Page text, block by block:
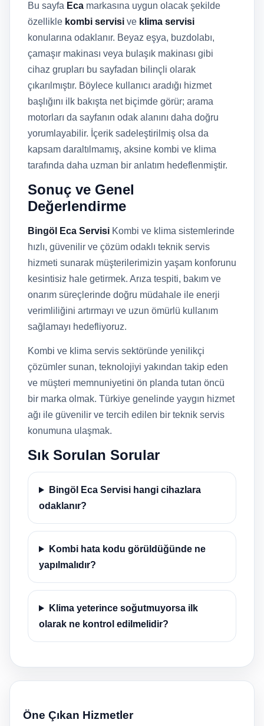
Bu sayfa Eca markasına uygun olacak şekilde
özellikle kombi servisi ve klima servisi
konularına odaklanır. Beyaz eşya, buzdolabı,
çamaşır makinası veya bulaşık makinası gibi
cihaz grupları bu sayfadan bilinçli olarak
çıkarılmıştır. Böylece kullanıcı aradığı hizmet
başlığını ilk bakışta net biçimde görür; arama
motorları da sayfanın odak alanını daha doğru
yorumlayabilir. İçerik sadeleştirilmiş olsa da
kapsam daraltılmamış, aksine kombi ve klima
tarafında daha uzman bir anlatım hedeflenmiştir.
Sonuç ve Genel
Değerlendirme
Bingöl Eca Servisi Kombi ve klima sistemlerinde
hızlı, güvenilir ve çözüm odaklı teknik servis
hizmeti sunarak müşterilerimizin yaşam konforunu
kesintisiz hale getirmek. Arıza tespiti, bakım ve
onarım süreçlerinde doğru müdahale ile enerji
verimliliğini artırmayı ve uzun ömürlü kullanım
sağlamayı hedefliyoruz.
Kombi ve klima servis sektöründe yenilikçi
çözümler sunan, teknolojiyi yakından takip eden
ve müşteri memnuniyetini ön planda tutan öncü
bir marka olmak. Türkiye genelinde yaygın hizmet
ağı ile güvenilir ve tercih edilen bir teknik servis
konumuna ulaşmak.
Sık Sorulan Sorular
Bingöl Eca Servisi hangi cihazlara
odaklanır?
Kombi hata kodu görüldüğünde ne
yapılmalıdır?
Klima yeterince soğutmuyorsa ilk
olarak ne kontrol edilmelidir?
Öne Çıkan Hizmetler